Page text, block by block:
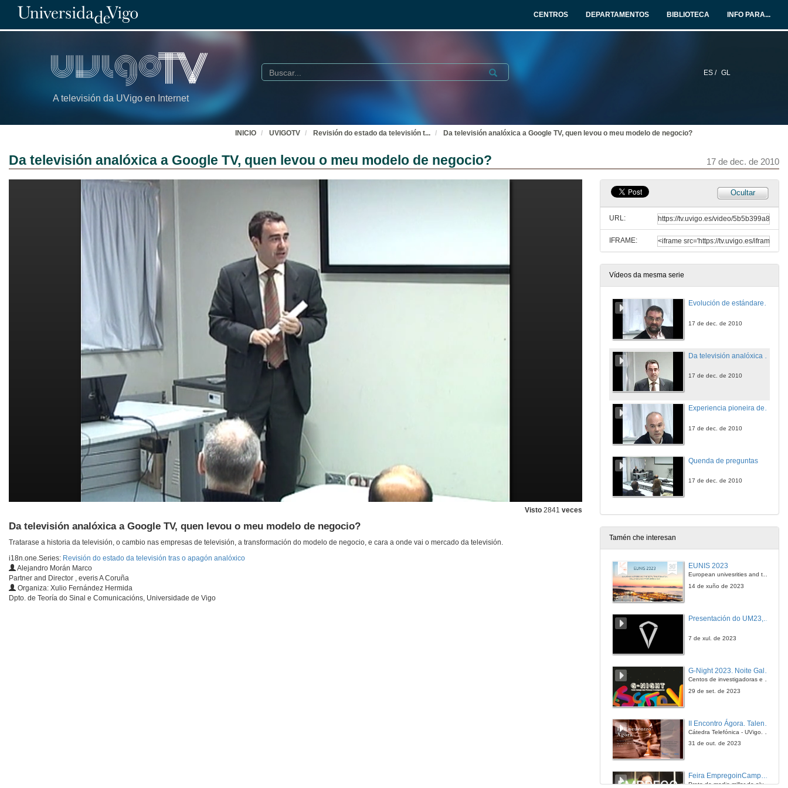
CENTROS DEPARTAMENTOS BIBLIOTECA INFO PARA...
A televisión da UVigo en Internet
ES / GL
Buscar Submit
INICIO UVIGOTV Revisión do estado da televisión t... Da televisión analóxica a Google TV, quen levou o meu modelo de negocio?
Da televisión analóxica a Google TV, quen levou o meu modelo de negocio? 17 de dec. de 2010
Visto 2841 veces
Da televisión analóxica a Google TV, quen levou o meu modelo de negocio?
Tratarase a historia da televisión, o cambio nas empresas de televisión, a transformación do modelo de negocio, e cara a onde vai o mercado da televisión.
i18n.one.Series: Revisión do estado da televisión tras o apagón analóxico
Alejandro Morán Marco
Partner and Director , everis A Coruña
Organiza: Xulio Fernández Hermida
Dpto. de Teoría do Sinal e Comunicacións, Universidade de Vigo
Ocultar
URL:
IFRAME:
Vídeos da mesma serie
Evolución de estándares ata o apagado analóxico
17 de dec. de 2010
17 de dec. de 2010
Experiencia pioneira de UVigoTV: 6 anos facendo televisión en Internet
17 de dec. de 2010
Quenda de preguntas
17 de dec. de 2010
Tamén che interesan
EUNIS 2023
European univesrities and the digital transformation: challenges and opportunities ahead
14 de xuño de 2023
7 de xul. de 2023
G-Night 2023. Noite Galega das Persoas Investigadoras. Conciencias creativas
Centos de investigadoras e investigadores, decenas de actividades e sete cidades
29 de set. de 2023
Cátedra Telefónica - UVigo. Espazos de innovación
31 de out. de 2023
Feira EmpregoinCampus Vigo 2024
Preto de medio millar de alumnas e alumnos buscan coñecer máis de preto as oportunidades que lles achegan as arredor de medio cento de empresas que participan na edición viguesa da feira. Xunto coa visita aos stands, durante a feria desenvólvense varias actividades complementarias, como obradoiros, conversas, mesas redondas ou o pasaporte de empregabilidade, un espazo no que poderán recibir asesoramento sobre o seu CV.